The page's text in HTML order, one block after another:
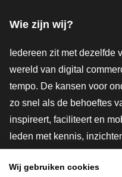
Wie zijn wij?
Iedereen zit met dezelfde
wereld van digital
tempo. De kansen voor
zo snel als de behoeftes
inspireert, faciliteert en
leden met kennis,
innovatievere toekomst.
Wij gebruiken cookies